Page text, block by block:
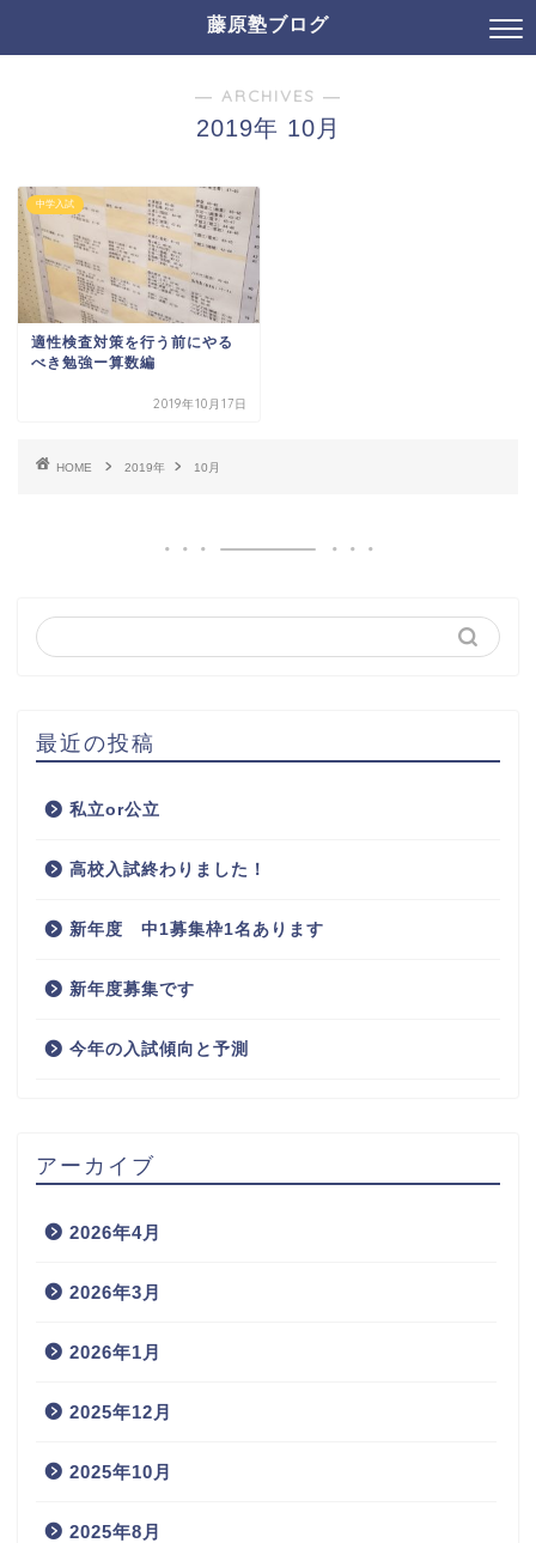
藤原塾ブログ
― ARCHIVES ―
2019年 10月
中学入試
適性検査対策を行う前にやる
べき勉強ー算数編
2019年10月17日
HOME 2019年 10月
最近の投稿
私立or公立
高校入試終わりました！
新年度 中1募集枠1名あります
新年度募集です
今年の入試傾向と予測
アーカイブ
2026年4月
2026年3月
2026年1月
2025年12月
2025年10月
2025年8月